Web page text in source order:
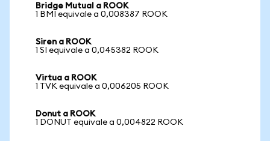
Bridge Mutual a ROOK
1 BMI equivale a 0,008387 ROOK
Siren a ROOK
1 SI equivale a 0,045382 ROOK
Virtua a ROOK
1 TVK equivale a 0,006205 ROOK
Donut a ROOK
1 DONUT equivale a 0,004822 ROOK